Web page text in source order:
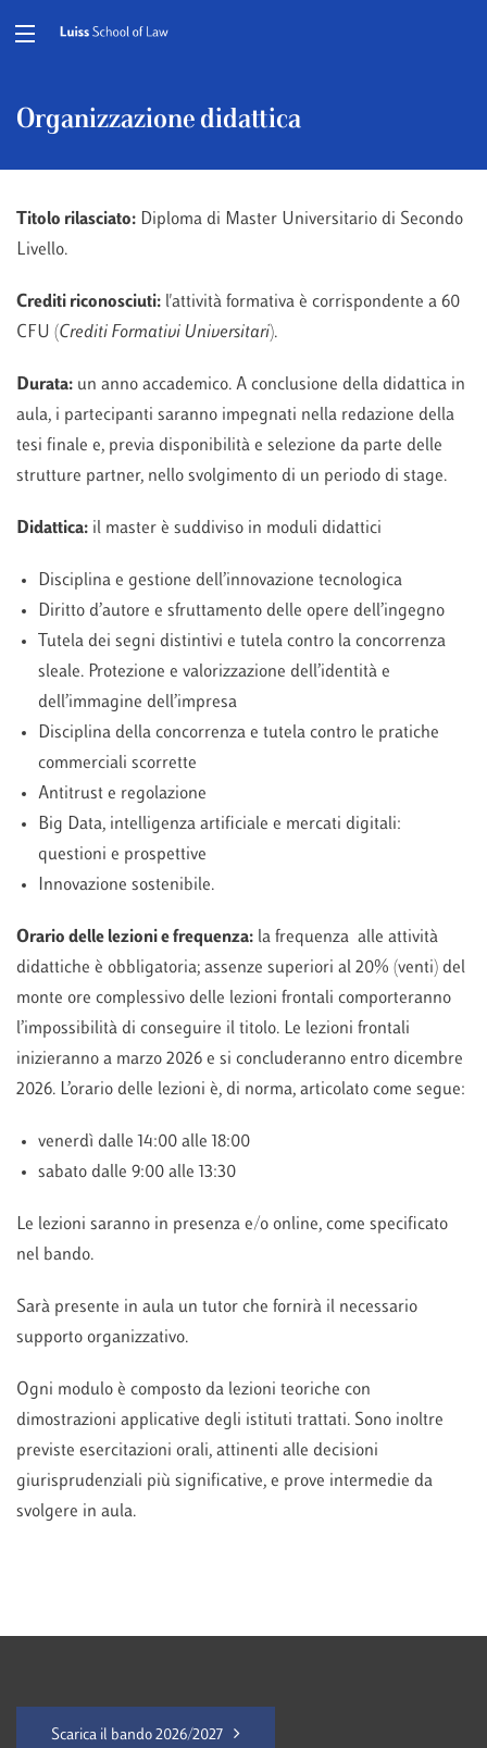
Organizzazione didattica
Titolo rilasciato:Diploma di Master Universitario di Secondo
Livello.
Crediti riconosciuti:l'attività formativa è corrispondente a 60
CFU (Crediti Formativi Universitari).
Durata:un anno accademico. A conclusione della didattica in
aula, i partecipanti saranno impegnati nella redazione della
tesi finale e, previa disponibilità e selezione da parte delle
strutture partner, nello svolgimento di un periodo di stage.
Didattica:il master è suddiviso in moduli didattici
Disciplina e gestione dell’innovazione tecnologica
Diritto d’autore e sfruttamento delle opere dell’ingegno
Tutela dei segni distintivi e tutela contro la concorrenza
sleale. Protezione e valorizzazione dell’identità e
dell’immagine dell’impresa
Disciplina della concorrenza e tutela contro le pratiche
commerciali scorrette
Antitrust e regolazione
Big Data, intelligenza artificiale e mercati digitali:
questioni e prospettive
Innovazione sostenibile.
Orario delle lezioni e frequenza:la frequenza alle attività
didattiche è obbligatoria; assenze superiori al 20% (venti) del
monte ore complessivo delle lezioni frontali comporteranno
l’impossibilità di conseguire il titolo. Le lezioni frontali
inizieranno a marzo 2026 e si concluderanno entro dicembre
2026. L’orario delle lezioni è, di norma, articolato come segue:
venerdì dalle 14:00 alle 18:00
sabato dalle 9:00 alle 13:30
Le lezioni saranno in presenza e/o online, come specificato
nel bando.
Sarà presente in aula un tutor che fornirà il necessario
supporto organizzativo.
Ogni modulo è composto da lezioni teoriche con
dimostrazioni applicative degli istituti trattati. Sono inoltre
previste esercitazioni orali, attinenti alle decisioni
giurisprudenziali più significative, e prove intermedie da
svolgere in aula.
Scarica il bando 2026/2027